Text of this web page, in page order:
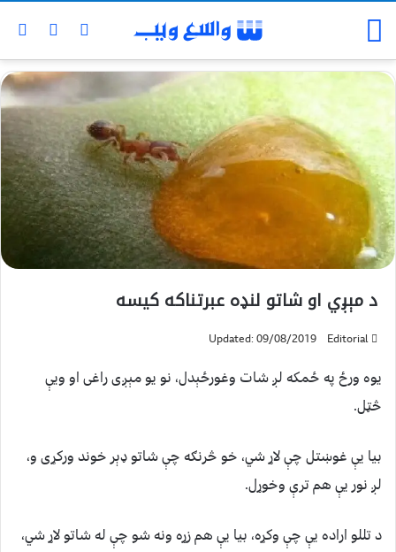
د مېږي او شاتو لنډه عبرتناکه کيسه
Editorial
Updated: 09/08/2019
يوه ورځ په ځمکه لږ شات وغورځېدل، نو يو مېږی راغی او ويې
څټل.
بيا يې غوښتل چې لاړ شي، خو څرنګه چې شاتو ډېر خوند ورکړی و،
لږ نور يې هم ترې وخوړل.
د تللو اراده يې چې وکړه، بيا يې هم زړه ونه شو چې له شاتو لاړ شي،